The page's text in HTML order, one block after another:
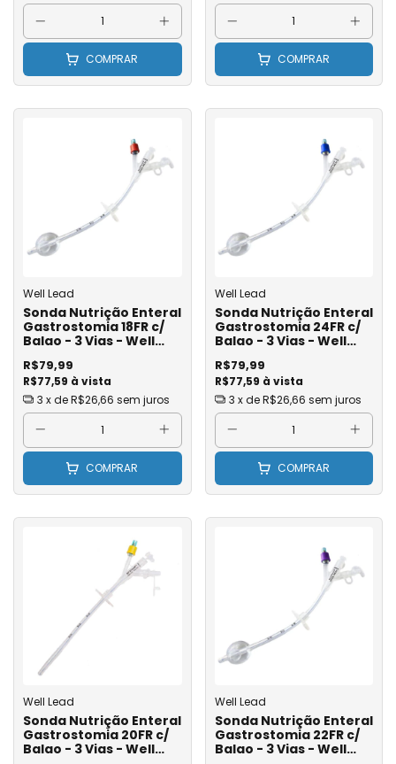
COMPRAR COMPRAR
Well Lead
Sonda Nutrição Enteral
Gastrostomia 18FR c/
Balao - 3 Vias - Well
R$77,59 à vista
R$79,99
3 x deR$26,66 sem juros
COMPRAR
Well Lead
Sonda Nutrição Enteral
Gastrostomia 24FR c/
Balao - 3 Vias - Well
R$77,59 à vista
R$79,99
3 x deR$26,66 sem juros
COMPRAR
Well Lead
Sonda Nutrição Enteral
Gastrostomia 20FR c/
Balao - 3 Vias - Well
Well Lead
Sonda Nutrição Enteral
Gastrostomia 22FR c/
Balao - 3 Vias - Well